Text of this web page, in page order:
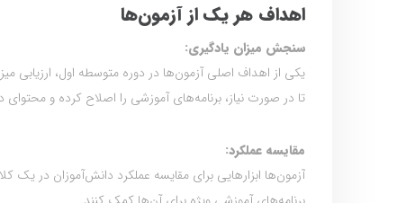
اهداف هر یک از آزمون‌ها
سنجش میزان یادگیری:
یکی از اهداف اصلی آزمون‌ها در دوره متوسطه اول،
تا در صورت نیاز، برنامه‌های آموزشی را اصلاح کرده و محتوای
مقایسه عملکرد:
آزمون‌ها ابزارهایی برای مقایسه عملکرد دانش‌آموزان در یک